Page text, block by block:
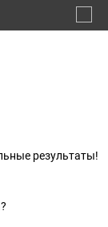
результаты!